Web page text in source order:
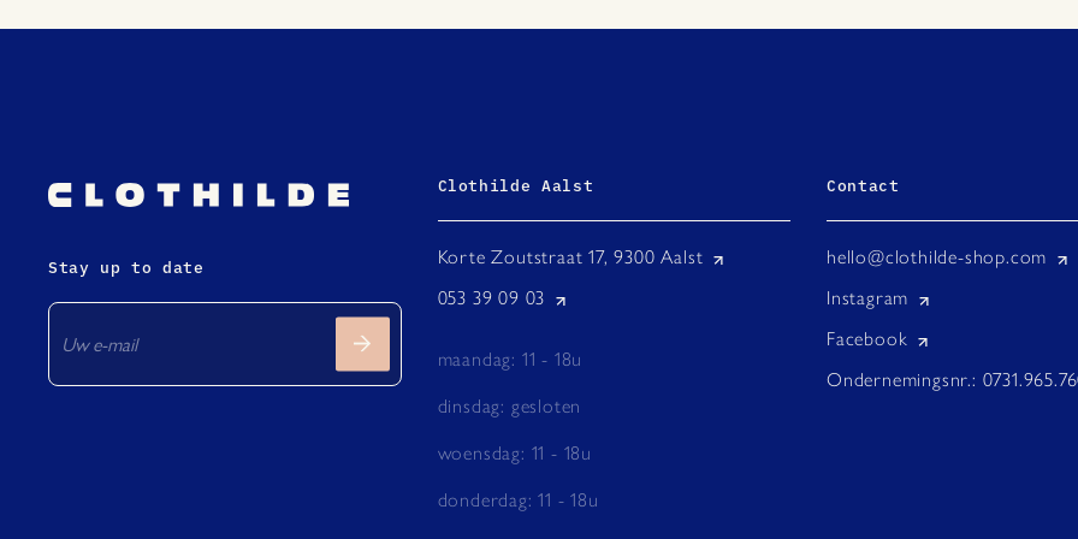
Stay up to date
Clothilde Aalst
Korte Zoutstraat 17, 9300 Aalst
053 39 09 03
maandag: 11 - 18u
dinsdag: gesloten
woensdag: 11 - 18u
donderdag: 11 - 18u
Contact
hello@clothilde-shop.com
Instagram
Facebook
Ondernemingsnr.: